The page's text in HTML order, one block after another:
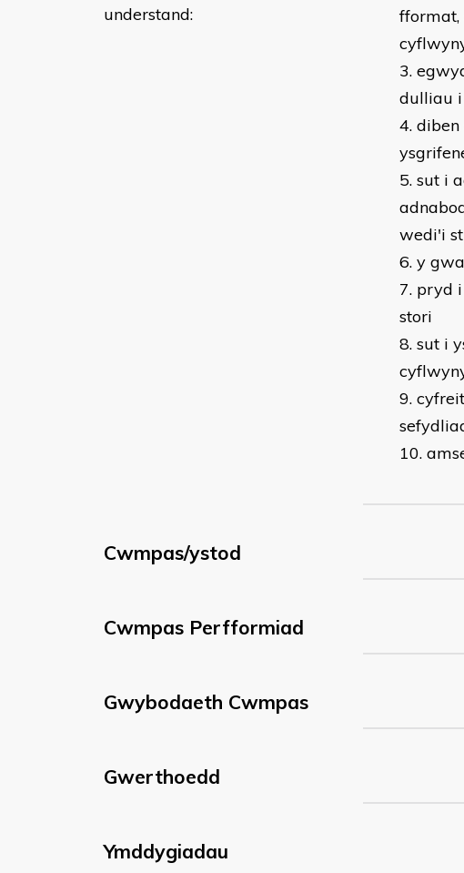
understand:
fformat,
dulliau
diben
sut i
wedi'i
y
pryd
stori
sut i
Cwmpas/ystod
Cwmpas Perfformiad
Gwybodaeth Cwmpas
Gwerthoedd
Ymddygiadau